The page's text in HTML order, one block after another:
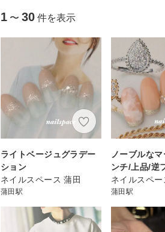
1 〜 30 件を表示
ライトベージュグラデー
ション
ネイルスペース 蒲田
蒲田駅
ノーブルな
ンチ/上品/逆
ネイルスペー
蒲田駅